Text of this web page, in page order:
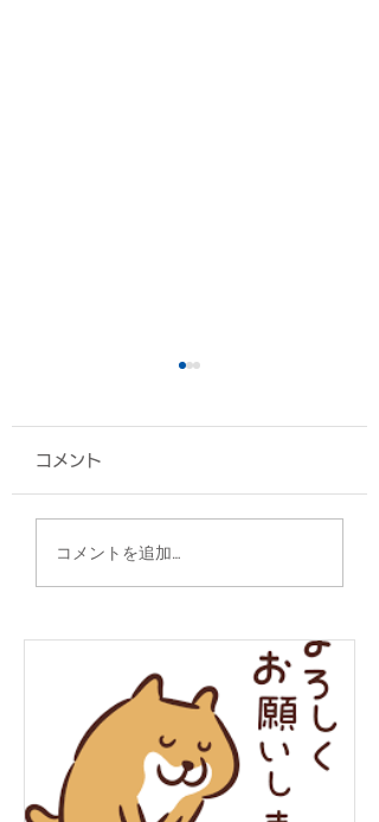
A4フラットトート/仲
本工業 様
コメント
コメントを追加…